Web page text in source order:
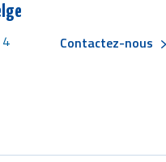
Contactez-nous